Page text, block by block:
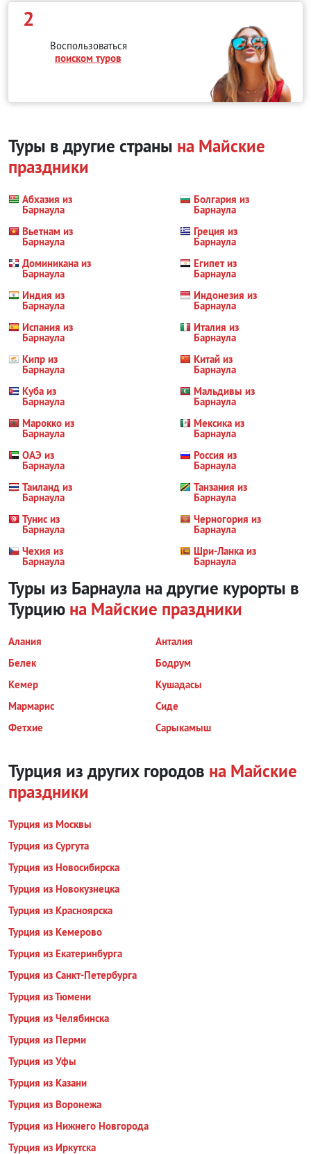
2
Воспользоваться
поиском туров
Туры в другие страны на Майские
праздники
Абхазия из
Барнаула
Болгария из
Барнаула
Вьетнам из
Барнаула
Греция из
Барнаула
Доминикана из
Барнаула
Египет из
Барнаула
Индия из
Барнаула
Индонезия из
Барнаула
Испания из
Барнаула
Италия из
Барнаула
Кипр из
Барнаула
Китай из
Барнаула
Куба из
Барнаула
Мальдивы из
Барнаула
Марокко из
Барнаула
Мексика из
Барнаула
ОАЭ из
Барнаула
Россия из
Барнаула
Таиланд из
Барнаула
Танзания из
Барнаула
Тунис из
Барнаула
Черногория из
Барнаула
Чехия из
Барнаула
Шри-Ланка из
Барнаула
Туры из Барнаула на другие курорты в
Турцию на Майские праздники
Алания
Анталия
Белек
Бодрум
Кемер
Кушадасы
Мармарис
Сиде
Фетхие
Сарыкамыш
Турция из других городов на Майские
праздники
Турция из Москвы
Турция из Сургута
Турция из Новосибирска
Турция из Новокузнецка
Турция из Красноярска
Турция из Кемерово
Турция из Екатеринбурга
Турция из Санкт-Петербурга
Турция из Тюмени
Турция из Челябинска
Турция из Перми
Турция из Уфы
Турция из Казани
Турция из Воронежа
Турция из Нижнего Новгорода
Турция из Иркутска